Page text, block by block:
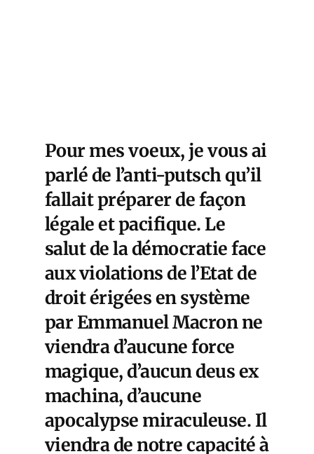
Pour mes voeux, je vous ai
parlé de l’anti-putschqu’il
fallait préparer de façon
légale et pacifique. Le
salut de la démocratie face
aux violations de l’Etat de
droit érigées en système
par Emmanuel Macron ne
viendra d’aucune force
magique, d’aucun deus ex
machina, d’aucune
apocalypse miraculeuse. Il
viendra de notre capacité à